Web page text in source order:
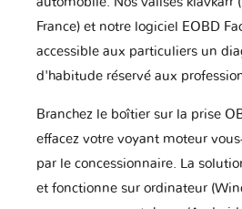
France) et notre logiciel EOBD
accessible aux particuliers un
d'habitude réservé aux
Branchez le boîtier sur la prise
effacez votre voyant moteur
par le concessionnaire. La
et fonctionne sur ordinateur